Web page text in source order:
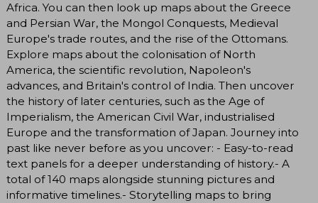
Africa. You can then look up maps about the Greece
and Persian War, the Mongol Conquests, Medieval
Europe's trade routes, and the rise of the Ottomans.
Explore maps about the colonisation of North
America, the scientific revolution, Napoleon's
advances, and Britain's control of India. Then uncover
the history of later centuries, such as the Age of
Imperialism, the American Civil War, industrialised
Europe and the transformation of Japan. Journey into
past like never before as you uncover: - Easy-to-read
text panels for a deeper understanding of history.- A
total of 140 maps alongside stunning pictures and
informative timelines.- Storytelling maps to bring